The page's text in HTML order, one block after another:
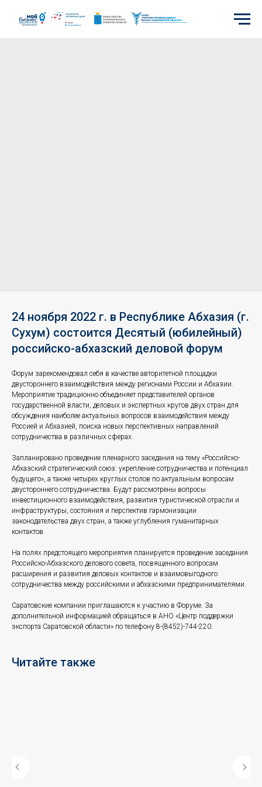
24 ноября 2022 г. в Республике Абхазия (г.
Сухум) состоится Десятый (юбилейный)
российско-абхазский деловой форум
Форум зарекомендовал себя в качестве авторитетной площадки
двустороннего взаимодействия между регионами России и Абхазии.
Мероприятие традиционно объединяет представителей органов
государственной власти, деловых и экспертных кругов двух стран для
обсуждения наиболее актуальных вопросов взаимодействия между
Россией и Абхазией, поиска новых перспективных направлений
сотрудничества в различных сферах.
Запланировано проведение пленарного заседания на тему «Российско-
Абхазский стратегический союз: укрепление сотрудничества и потенциал
будущего», а также четырех круглых столов по актуальным вопросам
двустороннего сотрудничества. Будут рассмотрены вопросы
инвестиционного взаимодействия, развития туристической отрасли и
инфраструктуры, состояния и перспектив гармонизации
законодательства двух стран, а также углубления гуманитарных
контактов.
На полях предстоящего мероприятия планируется проведение заседания
Российско-Абхазского делового совета, посвященного вопросам
расширения и развития деловых контактов и взаимовыгодного
сотрудничества между российскими и абхазскими предпринимателями.
Саратовские компании приглашаются к участию в Форуме. За
дополнительной информацией обращаться в АНО «Центр поддержки
экспорта Саратовской области» по телефону 8-(8452)-744-220.
Читайте также